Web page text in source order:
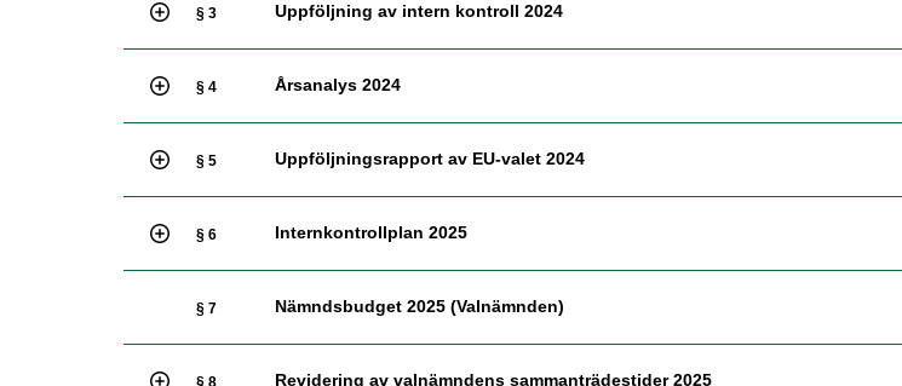
§ 3 Uppföljning av intern kontroll 2024
§ 4 Årsanalys 2024
§ 5 Uppföljningsrapport av EU-valet 2024
§ 6 Internkontrollplan 2025
§ 7 Nämndsbudget 2025 (Valnämnden)
§ 8 Revidering av valnämndens sammanträdestider 2025